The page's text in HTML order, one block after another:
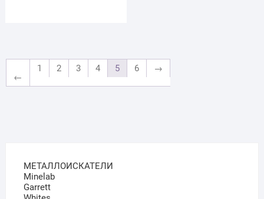
←
1 2 3 4 5 6 →
МЕТАЛЛОИСКАТЕЛИ
Minelab
Garrett